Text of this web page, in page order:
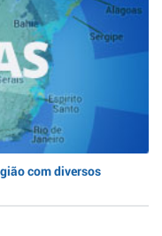
com diversos